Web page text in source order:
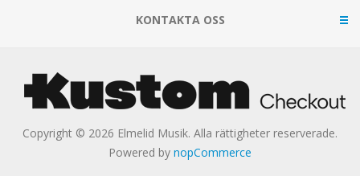
KONTAKTA OSS
Copyright © 2026 Elmelid Musik. Alla rättigheter reserverade.
Powered by nopCommerce